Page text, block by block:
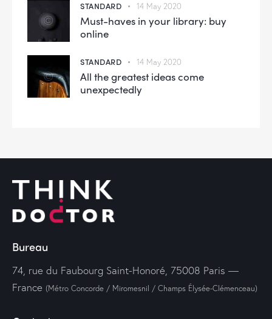
STANDARD 14 May 2020
Must-haves in your library: buy
online
STANDARD 14 May 2020
All the greatest ideas come
unexpectedly
Bureau
74, rue du Faubourg Saint-Honoré, 75008 Paris —
France (Métro Concorde / Miromesnil / Champs Élysée-Clémenceau)